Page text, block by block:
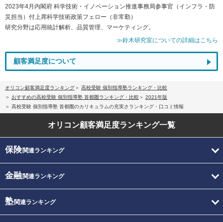
2023年4月内閣府 科学技術・イノベーション推進事務局参事官（インフラ・防
災担当）付上席科学技術政策フェロー（非常勤）
研究分野は応用統計解析、品質管理、マーケティング。
≫鈴木研究室についての詳細はこちら
顧客満足度について
オリコン顧客満足度ランキング
高校受験 個別指導塾ランキング・比較
おすすめの高校受験 個別指導塾 首都圏ランキング・比較
2021年版
高校受験 個別指導塾 首都圏のカリキュラムの充実さランキング・口コミ情報
オリコン顧客満足度ランキング一覧
保険関連ランキング
金融関連ランキング
塾関連ランキング